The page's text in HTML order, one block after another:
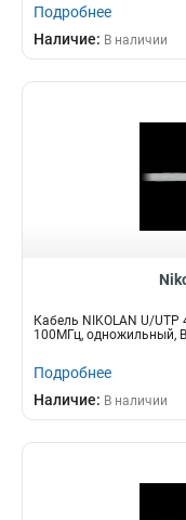
Подробнее
Наличие: В наличии
Кабель NIKOLAN U/UTP
100МГц, одножильный,
Подробнее
Наличие: В наличии